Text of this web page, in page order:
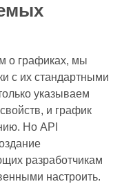
о графиках, мы
с их стандартными
указываем
и график
Но API
разработчикам
настроить.